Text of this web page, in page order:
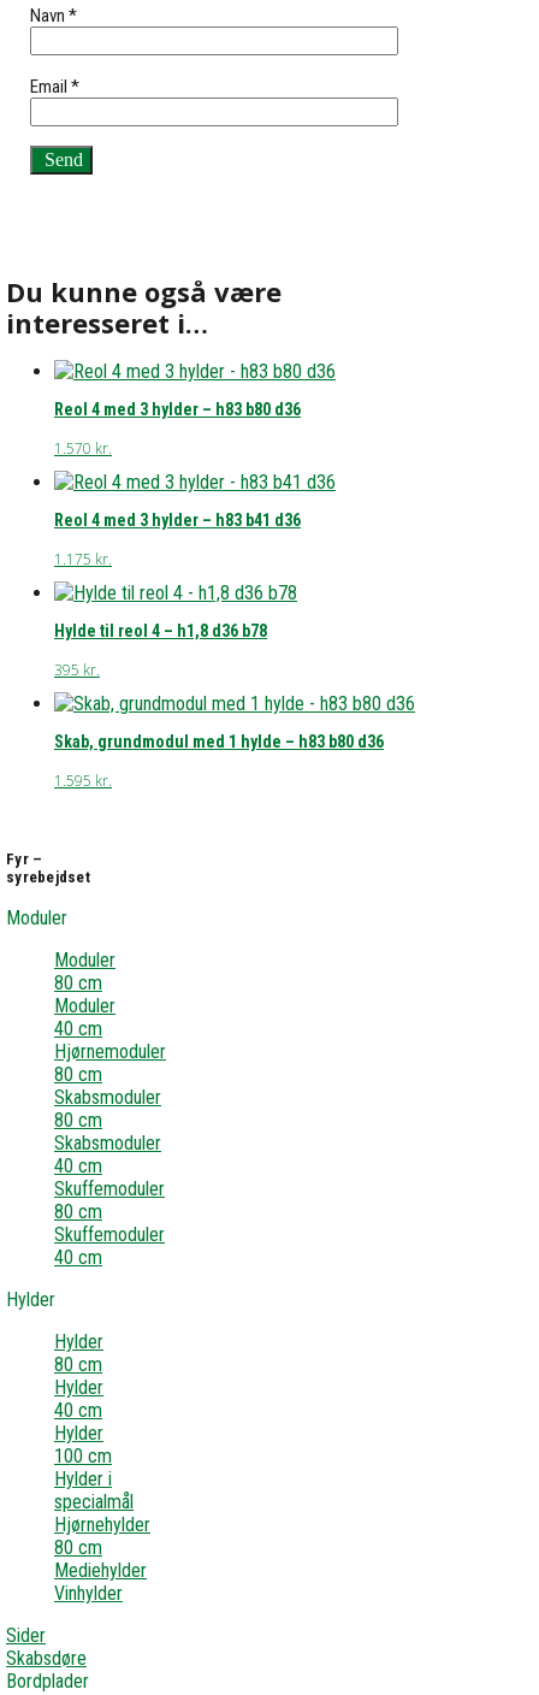
Navn *
Email *
Du kunne også være
interesseret i…
Reol 4 med 3 hylder – h83 b80 d36
1.570 kr.
Reol 4 med 3 hylder – h83 b41 d36
1.175 kr.
Hylde til reol 4 – h1,8 d36 b78
395 kr.
Skab, grundmodul med 1 hylde – h83 b80 d36
1.595 kr.
Fyr –
syrebejdset
Moduler
Moduler
80 cm
Moduler
40 cm
Hjørnemoduler
80 cm
Skabsmoduler
80 cm
Skabsmoduler
40 cm
Skuffemoduler
80 cm
Skuffemoduler
40 cm
Hylder
Hylder
80 cm
Hylder
40 cm
Hylder
100 cm
Hylder i
specialmål
Hjørnehylder
80 cm
Mediehylder
Vinhylder
Sider
Skabsdøre
Bordplader